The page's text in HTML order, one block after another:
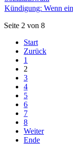
Kündigung: Wenn
Seite 2 von 8
Start
Zurück
1
2
3
4
5
6
7
8
Weiter
Ende